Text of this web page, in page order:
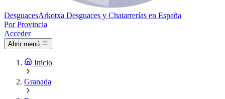
DesguacesArkotxa Desguaces y Chatarrerías en España
Por Provincia
Acceder
Abrir menú
Inicio
Granada